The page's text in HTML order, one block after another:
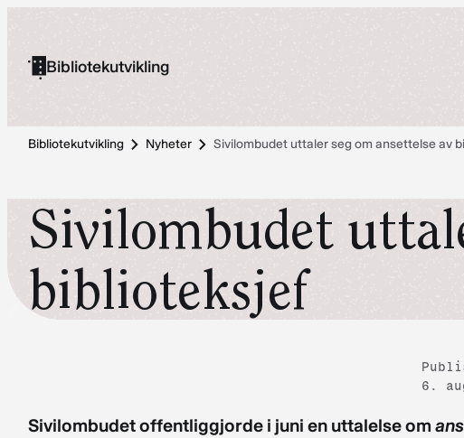
innholdBibliotekutvikling
Bibliotekutvikling Nyheter Sivilombudet uttaler seg om ansettelse av
Sivilombudet
biblioteksjef
6.
Sivilombudet offentliggjorde i juni en uttalelse om